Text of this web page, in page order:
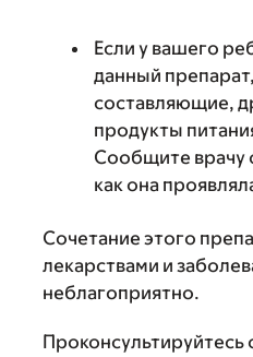
Если у вашего
данный
составляющие,
продукты
Сообщите врачу
как она
Сочетание этого
лекарствами и
неблагоприятно.
Проконсультируйтесь